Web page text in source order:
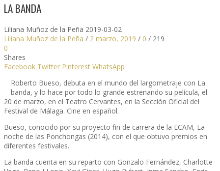
LA BANDA
Liliana Muñoz de la Peña 2019-03-02
Liliana Muñoz de la Peña / 2 marzo, 2019 / 0 / 219
0
Shares
Facebook Twitter Pinterest WhatsApp
Roberto Bueso, debuta en el mundo del largometraje con La
banda, y lo hace por todo lo grande estrenando su película, el
20 de marzo, en el Teatro Cervantes, en la Sección Oficial del
Festival de Málaga. Cine en español.
Bueso, conocido por su proyecto fin de carrera de la ECAM, La
noche de las Ponchongas (2014), con el que obtuvo premios en
diferentes festivales.
La banda cuenta en su reparto con Gonzalo Fernández, Charlotte